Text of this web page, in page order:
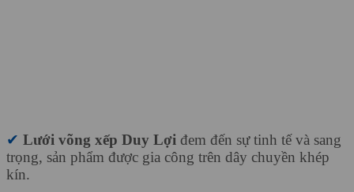
✔ Lưới võng xếp Duy Lợi đem đến sự tinh tế và sang
trọng, sản phẩm được gia công trên dây chuyền khép
kín.